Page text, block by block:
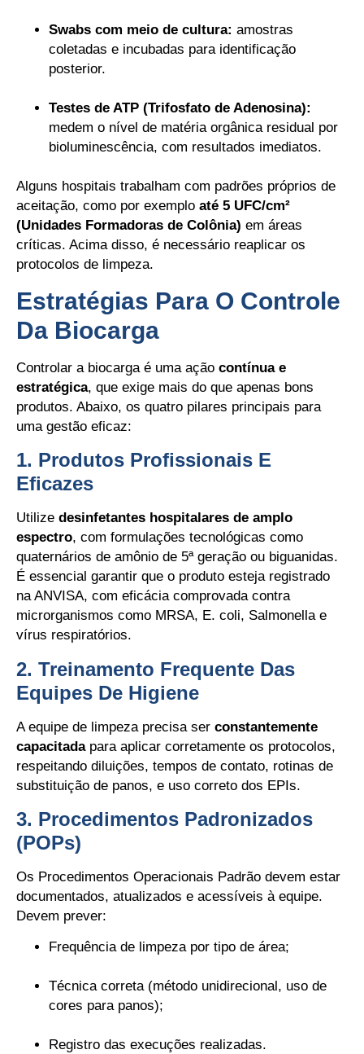
Swabs com meio de cultura: amostras
coletadas e incubadas para identificação
posterior.
Testes de ATP (Trifosfato de Adenosina):
medem o nível de matéria orgânica residual por
bioluminescência, com resultados imediatos.
Alguns hospitais trabalham com padrões próprios de
aceitação, como por exemplo até 5 UFC/cm²
(Unidades Formadoras de Colônia) em áreas
críticas. Acima disso, é necessário reaplicar os
protocolos de limpeza.
Estratégias Para O Controle
Da Biocarga
Controlar a biocarga é uma ação contínua e
estratégica, que exige mais do que apenas bons
produtos. Abaixo, os quatro pilares principais para
uma gestão eficaz:
1. Produtos Profissionais E
Eficazes
Utilize desinfetantes hospitalares de amplo
espectro, com formulações tecnológicas como
quaternários de amônio de 5ª geração ou biguanidas.
É essencial garantir que o produto esteja registrado
na ANVISA, com eficácia comprovada contra
microrganismos como MRSA, E. coli, Salmonella e
vírus respiratórios.
2. Treinamento Frequente Das
Equipes De Higiene
A equipe de limpeza precisa ser constantemente
capacitadapara aplicar corretamente os protocolos,
respeitando diluições, tempos de contato, rotinas de
substituição de panos, e uso correto dos EPIs.
3. Procedimentos Padronizados
(POPs)
Os Procedimentos Operacionais Padrão devem estar
documentados, atualizados e acessíveis à equipe.
Devem prever:
Frequência de limpeza por tipo de área;
Técnica correta (método unidirecional, uso de
cores para panos);
Registro das execuções realizadas.